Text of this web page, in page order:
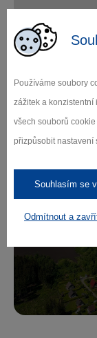
Používáme soubory
zážitek a konzistentní
všech souborů
přizpůsobit nastavení
Souhlasím se
Odmítnout a
Přihlaste